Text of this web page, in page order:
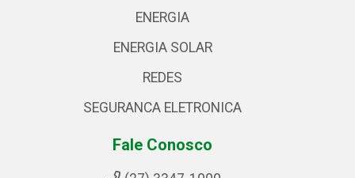
ENERGIA
ENERGIA SOLAR
REDES
SEGURANCA ELETRONICA
Fale Conosco